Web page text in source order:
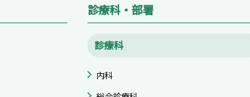
診療科・部署
診療科
内科